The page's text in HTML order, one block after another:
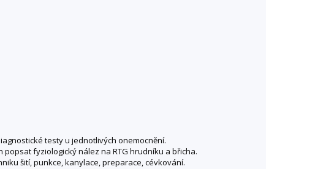
testy u jednotlivých onemocnění.
fyziologický nález na RTG hrudníku a břicha.
šití, punkce, kanylace, preparace, cévkování.